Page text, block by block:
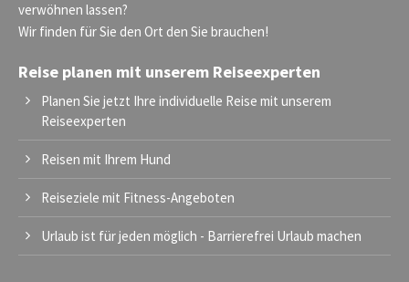
verwöhnen lassen?
Wir finden für Sie den Ort den Sie brauchen!
Reise planen mit unserem Reiseexperten
Planen Sie jetzt Ihre individuelle Reise mit unserem
Reiseexperten
Reisen mit Ihrem Hund
Reiseziele mit Fitness-Angeboten
Urlaub ist für jeden möglich - Barrierefrei Urlaub machen